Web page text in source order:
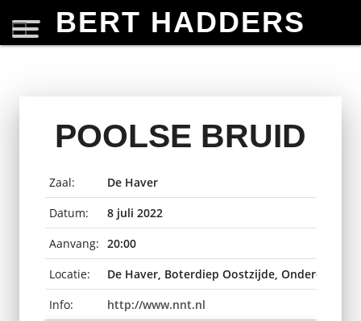
BERT HADDERS
POOLSE BRUID
Zaal:
De Haver
Datum:
8 juli 2022
Aanvang: 20:00
Locatie:
De Haver, Boterdiep Oostzijde,
Info:
http://www.nnt.nl